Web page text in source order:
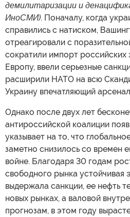
демилитаризации и
ИноСМИ). Поначалу, когда
справились с натиском,
отреагировали с
сократили импорт российских
Европу, ввели серьезные
расширили НАТО на всю
Украину впечатляющий
Однако после двух лет
антироссийской коалиции
указывает на то, что
заметно снизилось со времен
войне. Благодаря 30 годам
свободного рынка устойчивая
выдержала санкции, ее нефть
новых рынках, а валовой
прогнозам, в этом году